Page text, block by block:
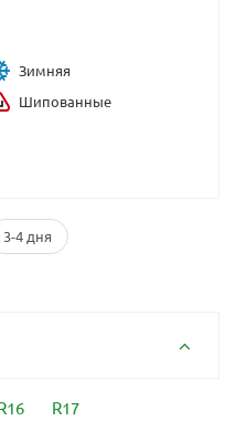
Зимняя
Шипованные
3-4 дня
R17